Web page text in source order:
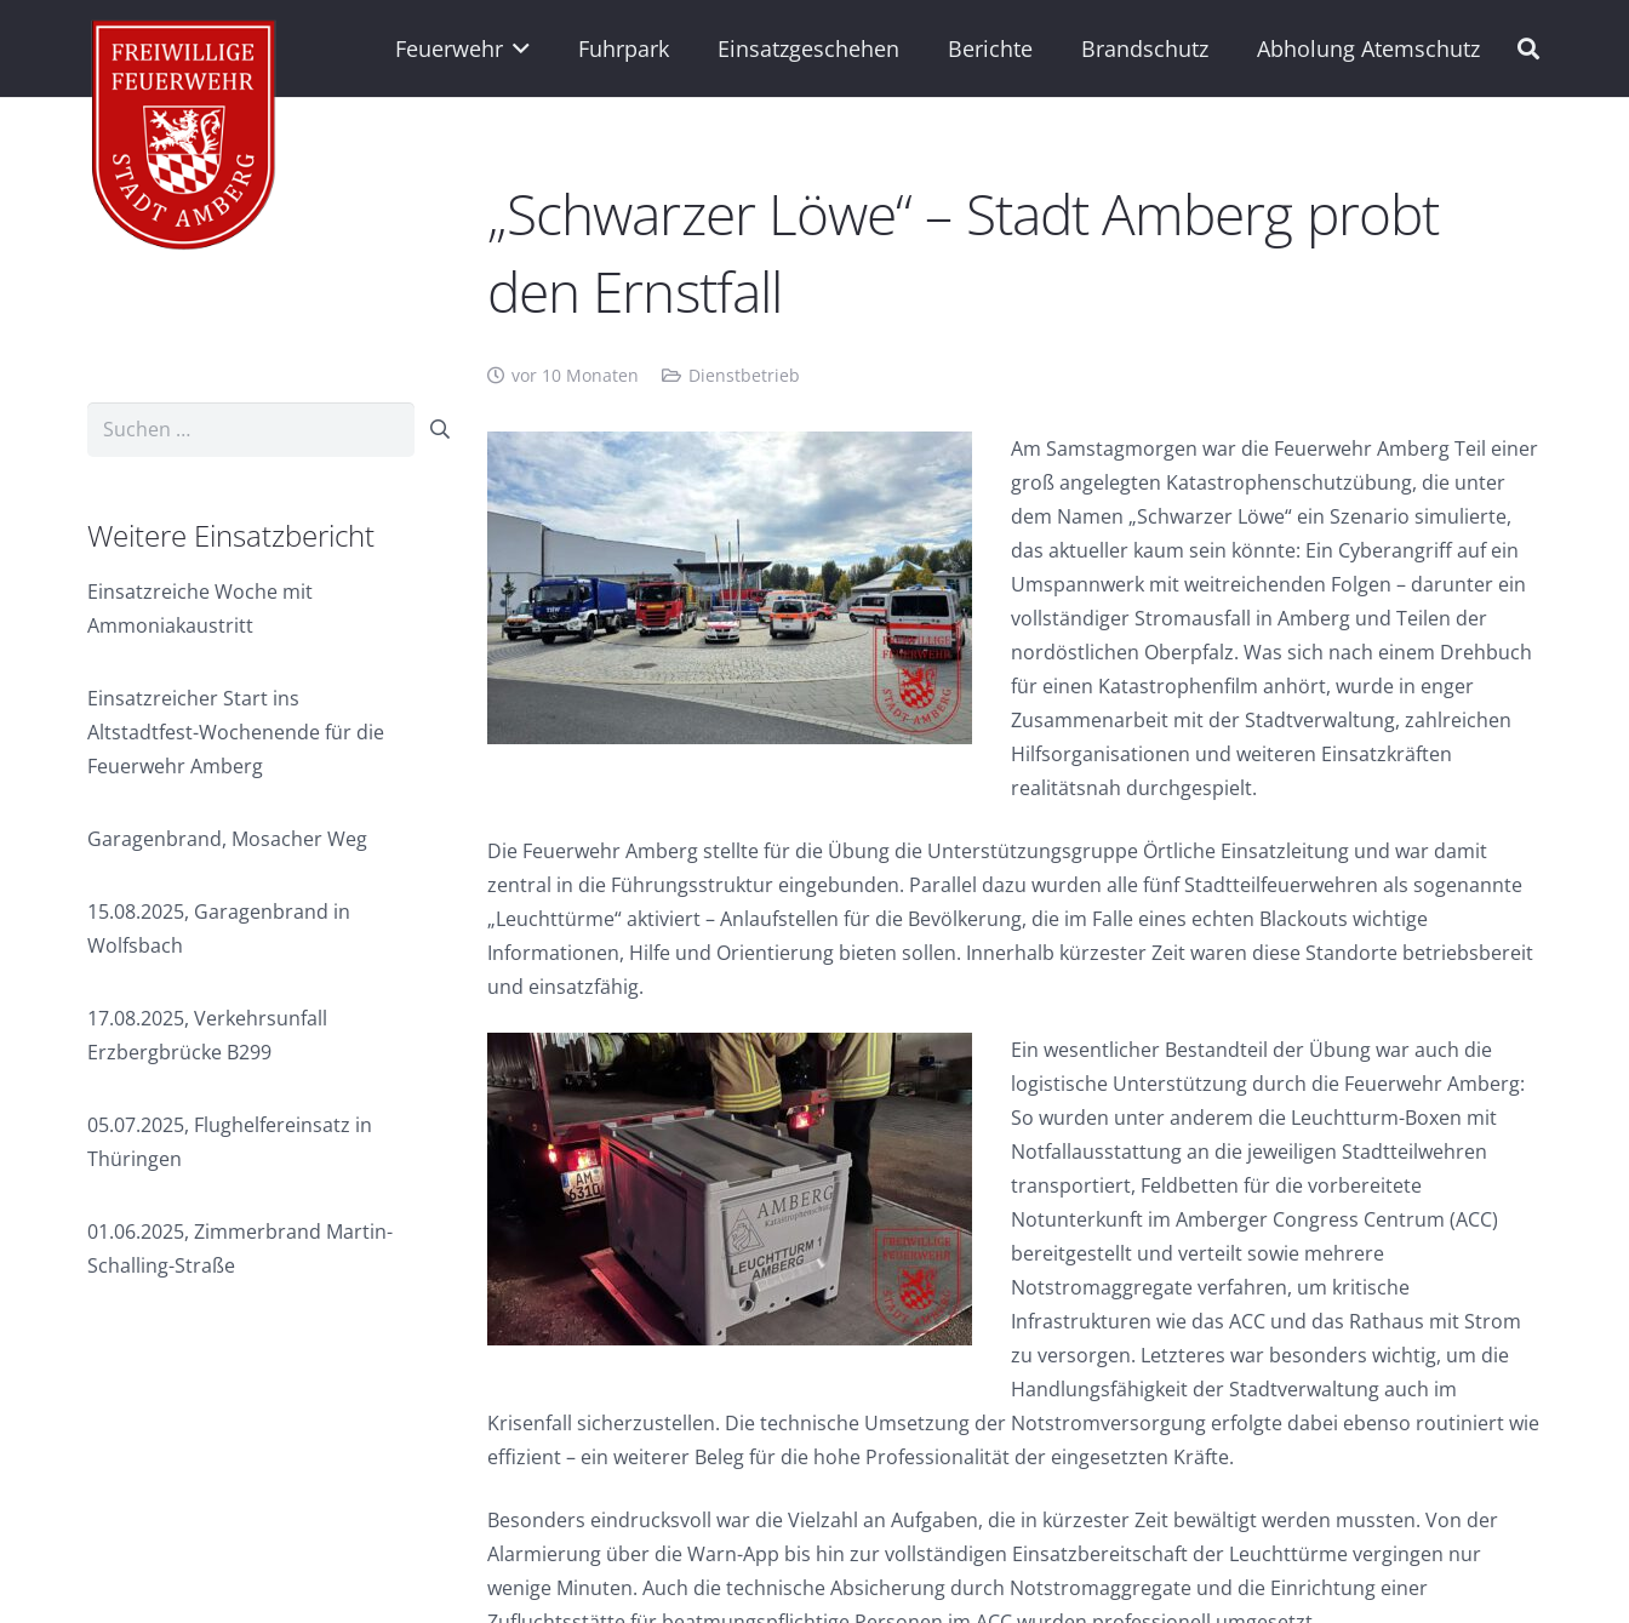
Feuerwehr Fuhrpark Einsatzgeschehen Berichte Brandschutz Abholung Atemschutz
„Schwarzer Löwe“ – Stadt Amberg probt
den Ernstfall
vor 10 Monaten Dienstbetrieb
Am Samstagmorgen war die Feuerwehr Amberg Teil einer
groß angelegten Katastrophenschutzübung, die unter
dem Namen „Schwarzer Löwe“ ein Szenario simulierte,
das aktueller kaum sein könnte: Ein Cyberangriff auf ein
Umspannwerk mit weitreichenden Folgen – darunter ein
vollständiger Stromausfall in Amberg und Teilen der
nordöstlichen Oberpfalz. Was sich nach einem Drehbuch
für einen Katastrophenfilm anhört, wurde in enger
Zusammenarbeit mit der Stadtverwaltung, zahlreichen
Hilfsorganisationen und weiteren Einsatzkräften
realitätsnah durchgespielt.
Die Feuerwehr Amberg stellte für die Übung die Unterstützungsgruppe Örtliche Einsatzleitung und war damit
zentral in die Führungsstruktur eingebunden. Parallel dazu wurden alle fünf Stadtteilfeuerwehren als sogenannte
„Leuchttürme“ aktiviert – Anlaufstellen für die Bevölkerung, die im Falle eines echten Blackouts wichtige
Informationen, Hilfe und Orientierung bieten sollen. Innerhalb kürzester Zeit waren diese Standorte betriebsbereit
und einsatzfähig.
Ein wesentlicher Bestandteil der Übung war auch die
logistische Unterstützung durch die Feuerwehr Amberg:
So wurden unter anderem die Leuchtturm-Boxen mit
Notfallausstattung an die jeweiligen Stadtteilwehren
transportiert, Feldbetten für die vorbereitete
Notunterkunft im Amberger Congress Centrum (ACC)
bereitgestellt und verteilt sowie mehrere
Notstromaggregate verfahren, um kritische
Infrastrukturen wie das ACC und das Rathaus mit Strom
zu versorgen. Letzteres war besonders wichtig, um die
Handlungsfähigkeit der Stadtverwaltung auch im
Krisenfall sicherzustellen. Die technische Umsetzung der Notstromversorgung erfolgte dabei ebenso routiniert wie
effizient – ein weiterer Beleg für die hohe Professionalität der eingesetzten Kräfte.
Besonders eindrucksvoll war die Vielzahl an Aufgaben, die in kürzester Zeit bewältigt werden mussten. Von der
Alarmierung über die Warn-App bis hin zur vollständigen Einsatzbereitschaft der Leuchttürme vergingen nur
wenige Minuten. Auch die technische Absicherung durch Notstromaggregate und die Einrichtung einer
Suchen
Weitere Einsatzbericht
Einsatzreiche Woche mit
Ammoniakaustritt
Einsatzreicher Start ins
Altstadtfest-Wochenende für die
Feuerwehr Amberg
Garagenbrand, Mosacher Weg
15.08.2025, Garagenbrand in
Wolfsbach
17.08.2025, Verkehrsunfall
Erzbergbrücke B299
05.07.2025, Flughelfereinsatz in
Thüringen
01.06.2025, Zimmerbrand Martin-
Schalling-Straße